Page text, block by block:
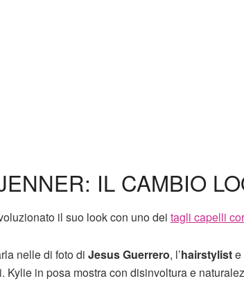
IL CAMBIO
il suo look con uno dei tagli capelli
nelle di foto di Jesus Guerrero, l’hairstyliste
Kylie in posa mostra con disinvoltura e